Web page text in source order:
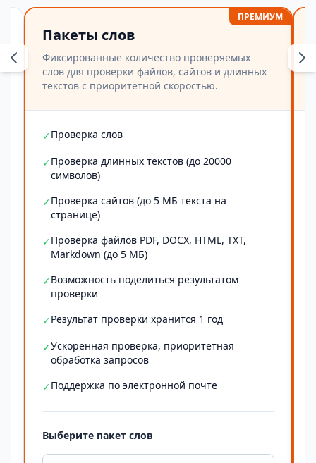
ПРЕМИУМ
Пакеты слов
Фиксированные количество проверяемых
слов для проверки файлов, сайтов и длинных
текстов с приоритетной скоростью.
✓Проверка слов
✓Проверка длинных текстов (до 20000
символов)
✓Проверка сайтов (до 5 МБ текста на
странице)
✓Проверка файлов PDF, DOCX, HTML, TXT,
Markdown (до 5 МБ)
✓Возможность поделиться результатом
проверки
✓Результат проверки хранится 1 год
✓Ускоренная проверка, приоритетная
обработка запросов
✓Поддержка по электронной почте
Выберите пакет слов